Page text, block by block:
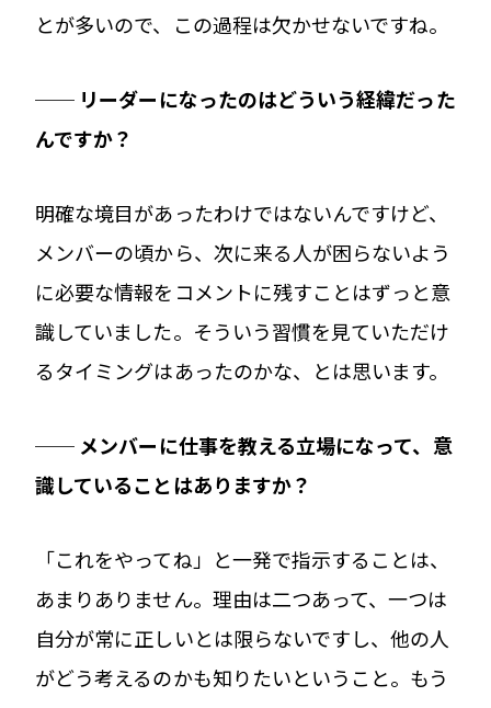
とが多いので、この過程は欠かせないですね。
── リーダーになったのはどういう経緯だった
んですか？
明確な境目があったわけではないんですけど、
メンバーの頃から、次に来る人が困らないよう
に必要な情報をコメントに残すことはずっと意
識していました。そういう習慣を見ていただけ
るタイミングはあったのかな、とは思います。
── メンバーに仕事を教える立場になって、意
識していることはありますか？
「これをやってね」と一発で指示することは、
あまりありません。理由は二つあって、一つは
自分が常に正しいとは限らないですし、他の人
がどう考えるのかも知りたいということ。もう